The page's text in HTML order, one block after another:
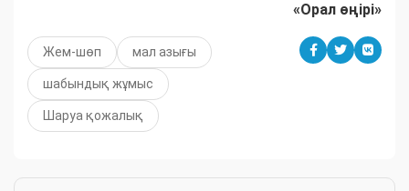
«Орал өңірі»
Жем-шөп мал азығы
шабындық жұмыс
Шаруа қожалық